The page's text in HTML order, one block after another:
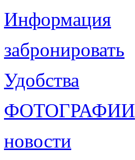
Информация
забронировать
Удобства
ФОТОГРАФИИ
новости